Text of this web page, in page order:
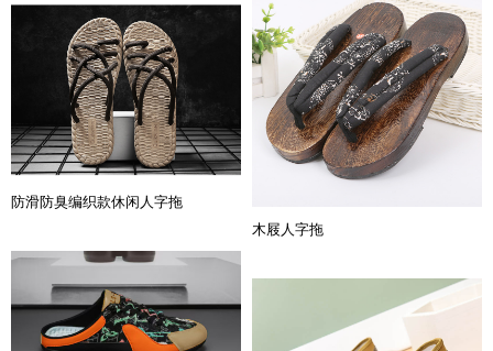
防滑防臭编织款休闲人字拖
木屐人字拖